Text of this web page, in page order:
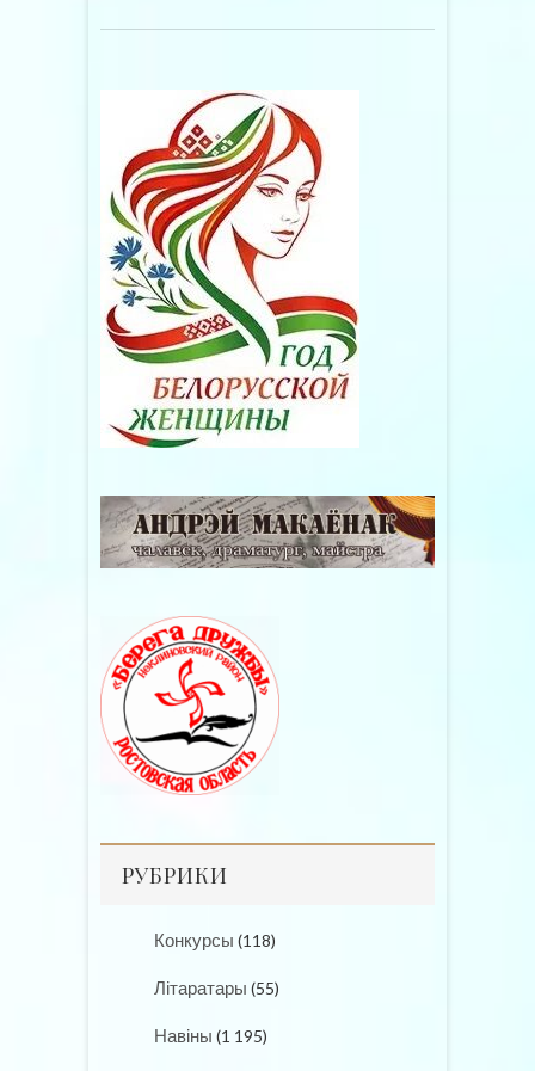
РУБРИКИ
Конкурсы (118)
Літаратары (55)
Навіны (1 195)